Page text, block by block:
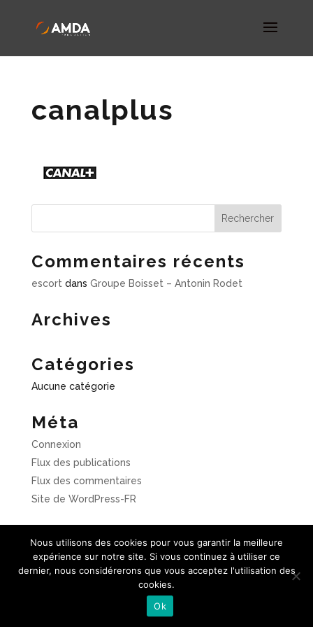
canalplus
Commentaires récents
escort dans Groupe Boisset – Antonin Rodet
Archives
Catégories
Aucune catégorie
Méta
Connexion
Flux des publications
Flux des commentaires
Site de WordPress-FR
Nous utilisons des cookies pour vous garantir la meilleure
expérience sur notre site. Si vous continuez à utiliser ce
dernier, nous considérerons que vous acceptez l'utilisation des
cookies.
Ok